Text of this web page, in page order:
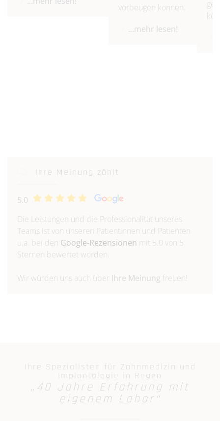
vorbeugen können.
...mehr lesen!
Ihre Meinung zählt
5.0
Die Leistungen und die Professionalität unseres
Teams ist von unseren Patientinnen und Patienten
u.a. bei den Google-Rezensionen mit 5.0 von 5
Sternen bewertet worden.
Wir würden uns auch über Ihre Meinung freuen!
Ihre Spezialisten für Zahnmedizin und
Implantologie in Regen
„40 Jahre Erfahrung mit
eigenem Labor“